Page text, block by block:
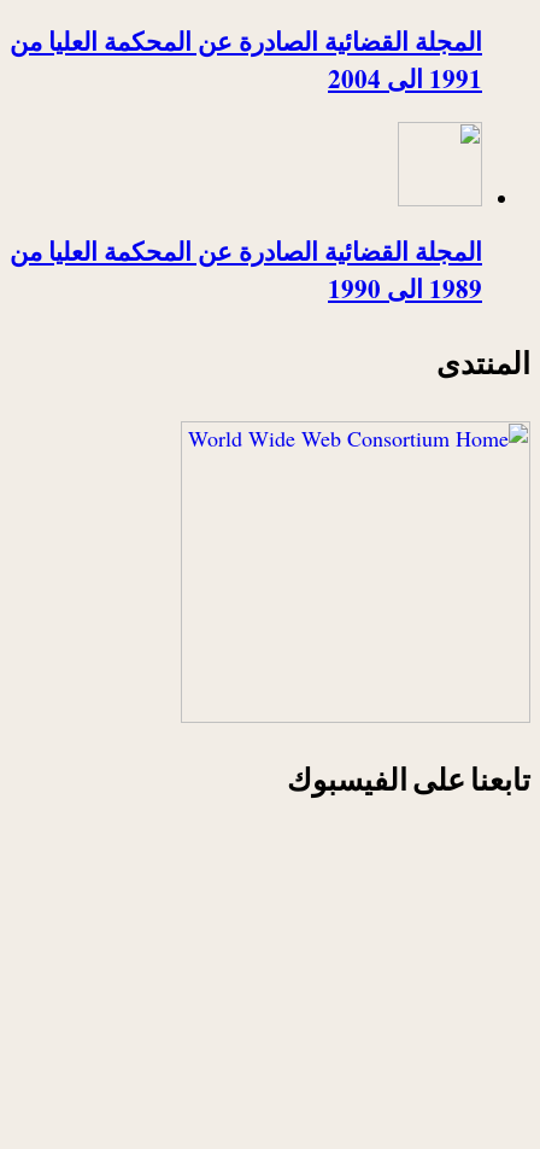
المجلة القضائية الصادرة عن المحكمة العليا من
1991 الى 2004
المجلة القضائية الصادرة عن المحكمة العليا من
1989 الى 1990
المنتدى
تابعنا على الفيسبوك